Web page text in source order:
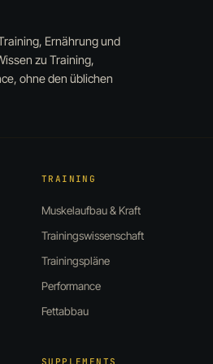
Ernährung und
zu Training,
ohne den üblichen
TRAINING
Muskelaufbau & Kraft
Trainingswissenschaft
Trainingspläne
Performance
Fettabbau
SUPPLEMENTS